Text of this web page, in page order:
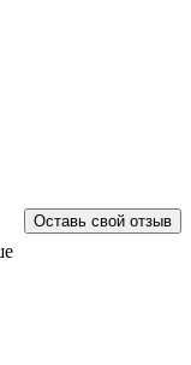
Оставь свой отзыв